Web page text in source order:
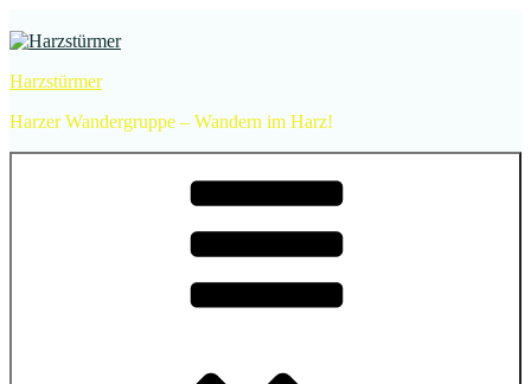
Inhalt
Harzstürmer
Harzer Wandergruppe – Wandern im Harz!